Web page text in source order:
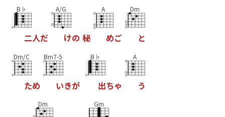
B♭
二人だ
A/G
けの 秘
A
めご
Dm
と
Dm/C
ため
Bm7-5
いきが
B♭
出ちゃ
A
う
Dm Gm